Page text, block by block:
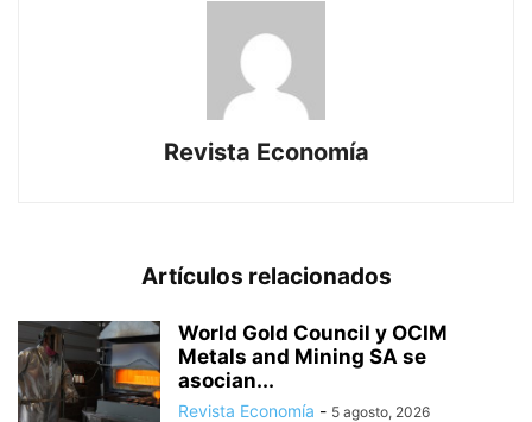
Revista Economía
Artículos relacionados
World Gold Council y OCIM
Metals and Mining SA se
asocian...
Revista Economía - 5 agosto, 2026